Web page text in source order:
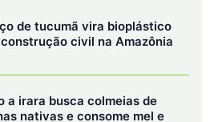
azuladas
a língua ou as gengivas
ou arroxeada. Isso indica